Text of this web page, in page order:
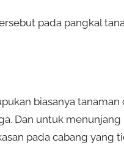
pada pangkal
biasanya
Dan untuk
pada cabang yang